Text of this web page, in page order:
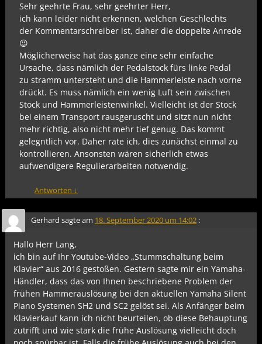
Sehr geehrte Frau, sehr geehrter Herr,
ich kann leider nicht erkennen, welchen Geschlechts
der Kommentarschreiber ist, daher die doppelte Anrede
😉
Möglicherweise hat das ganze eine sehr einfache
Ursache, dass nämlich der Pedalstock fürs linke Pedal
zu stramm untersteht und die Hammerleiste nach vorne
drückt. Es muss nämlich ein wenig Luft sein zwischen
Stock und Hammerleistenwinkel. Vielleicht ist der Stock
bei einem Transport rausgeruscht und sitzt nun nicht
mehr richtig, also nicht mehr tief genug. Das kommt
gelegntlich vor. Daher rate ich, dies zunächst einmal zu
kontrollieren. Ansonsten wären sicherlich etwas
aufwendigere Regulierarbeiten notwendig.
Antworten ↓
Gerhard sagte am 18. September 2020 um 14:02 :
Hallo Herr Lang,
ich bin auf Ihr Youtube-Video „Stummschaltung beim
Klavier“ aus 2016 gestoßen. Gestern sagte mir ein Yamaha-
Händler, dass das von Ihnen beschriebene Problem der
frühen Hammerauslösung bei den aktuellen Yamaha Silent
Piano Systemen SH2 und SC2 gelöst sei. Als Anfänger beim
Klavierkauf kann ich nicht beurteilen, ob diese Behauptung
zutrifft und wie stark die frühe Auslösung vielleicht doch